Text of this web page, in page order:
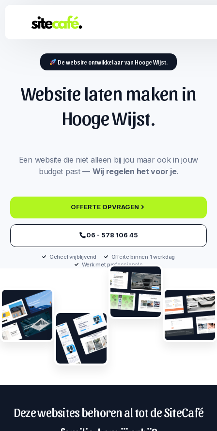
De website ontwikkelaar van Hooge Wijst.
Website laten maken in
Hooge Wijst.
Een website die niet alleen bij jou maar ook in jouw
budget past — Wij regelen het voor je.
OFFERTE OPVRAGEN
‪06 - 578 106 45‬
Geheel vrijblijvend
Offerte binnen 1 werkdag
Werk met professionals
Deze websites behoren al tot de SiteCafé